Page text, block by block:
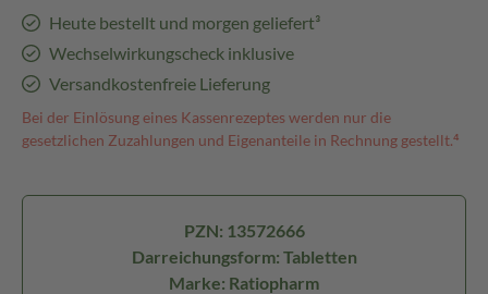
Heute bestellt und morgen geliefert³
Wechselwirkungscheck inklusive
Versandkostenfreie Lieferung
Bei der Einlösung eines Kassenrezeptes werden nur die
gesetzlichen Zuzahlungen und Eigenanteile in Rechnung gestellt.⁴
PZN: 13572666
Darreichungsform: Tabletten
Marke: Ratiopharm